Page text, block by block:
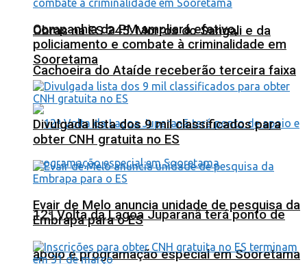
Obras na ES 245: Morros do Sangali e da
Cachoeira do Ataíde receberão terceira faixa
12ª Volta da Lagoa Juparanã terá ponto de
apoio e programação especial em Sooretama
Companhia da PM ampliará efetivo,
policiamento e combate à criminalidade em
Sooretama
Divulgada lista dos 9 mil classificados para
obter CNH gratuita no ES
Evair de Melo anuncia unidade de pesquisa da
Embrapa para o ES